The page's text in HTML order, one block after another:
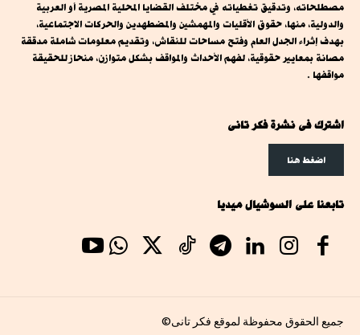
مصطلحاته، وتدقيق تغطياته في مختلف القضايا المحلية المصرية أو العربية
والدولية، منها، حقوق الأقليات والمهمشين والمضطهدين والحركات الاجتماعية،
بهدف إثراء الجدل العام وفتح مساحات للنقاش، وتقديم معلومات شاملة مدققة
مصانة بمعايير حقوقية، لفهم الأحداث والمواقف بشكل متوازن، منحاز للحقيقة
مواقفها .
اشترك فى نشرة فكر تانى
اضغط هنا
تابعنا على السوشيال ميديا
جميع الحقوق محفوظة لموقع فكر تانى©